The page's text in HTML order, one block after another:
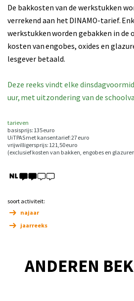
De bakkosten van de werkstukken
verrekend aan het DINAMO-tarief.
werkstukken worden gebakken in de
kosten van engobes, oxides en
lesgever betaald.
Deze reeks vindt elke
uur, met uitzondering van de
tarieven
basisprijs: 135 euro
UiTPAS met kansentarief: 27 euro
vrijwilligersprijs: 121,50 euro
(exclusief kosten van bakken, engobes en
soort activiteit:
najaar
jaarreeks
ANDEREN